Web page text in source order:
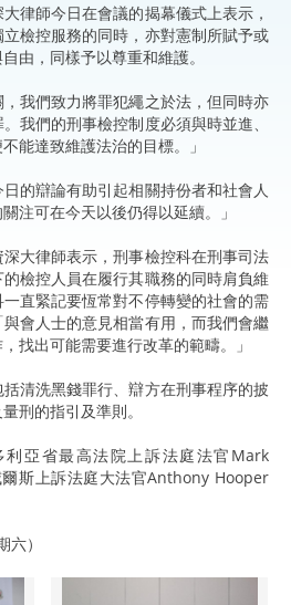
師今日在會議的揭幕儀式上表示，
檢控服務的同時，亦對憲制所賦予或
由，同樣予以尊重和維護。
們致力將罪犯繩之於法，但同時亦
我們的刑事檢控制度必須與時並進、
能達致維護法治的目標。」
辯論有助引起相關持份者和社會人
注可在今天以後仍得以延續。」
律師表示，刑事檢控科在刑事司法
檢控人員在履行其職務的同時肩負維
直緊記要恆常對不停轉變的社會的需
會人士的意見相當有用，而我們會繼
找出可能需要進行改革的範疇。」
洗黑錢罪行、辯方在刑事程序的披
刑的指引及準則。
亞省最高法院上訴法庭法官Mark
斯上訴法庭大法官Anthony Hooper
）